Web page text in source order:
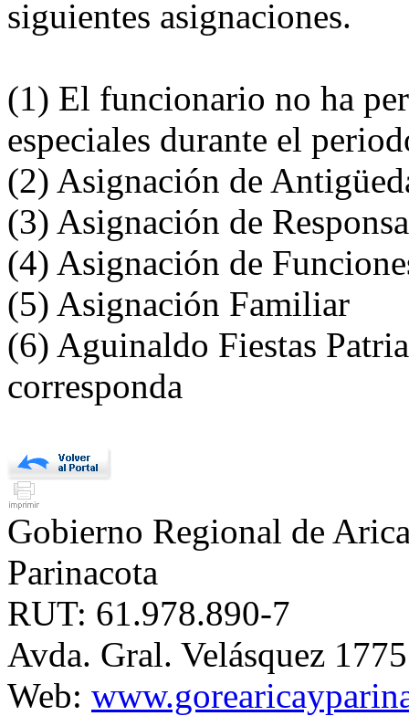
siguientes asignaciones.
(1) El funcionario no ha
especiales durante el
(2) Asignación de
(3) Asignación de
(4) Asignación de
(5) Asignación Familiar
(6) Aguinaldo Fiestas
corresponda
Gobierno Regional de
Parinacota
RUT: 61.978.890-7
Avda. Gral. Velásquez
Web: